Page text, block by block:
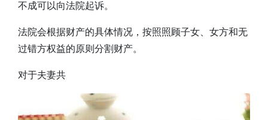
不成可以向法院起诉。
法院会根据财产的具体情况，按照照顾子女、女方和无
过错方权益的原则分割财产。
对于夫妻共